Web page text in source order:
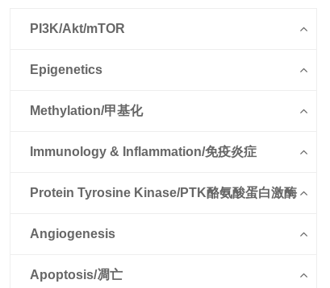
PI3K/Akt/mTOR
Epigenetics
Methylation/甲基化
Immunology & Inflammation/免疫炎症
Protein Tyrosine Kinase/PTK酪氨酸蛋白激酶
Angiogenesis
Apoptosis/凋亡